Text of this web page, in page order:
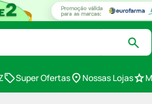
Super Ofertas Nossas Lojas